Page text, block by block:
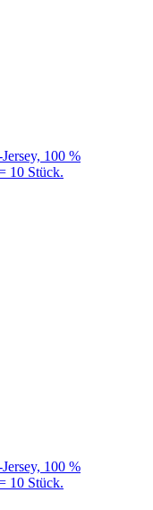
100 %
10 Stück.
100 %
10 Stück.